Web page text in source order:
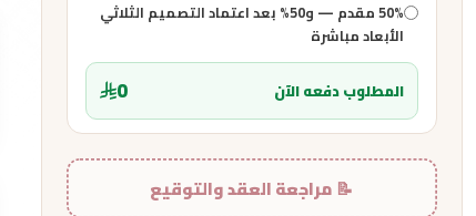
50% مقدم — و50% بعد اعتماد التصميم الثلاثي
الأبعاد مباشرة
المطلوب دفعه الآن 0
📝 مراجعة العقد والتوقيع